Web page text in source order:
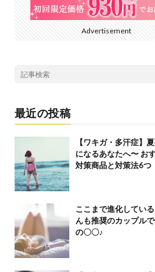
Advertisement
最近の投稿
【ワキガ・多汗症】
になるあなたへ〜 お
対策商品と対策法6つ
ここまで進化してい
んも推奨のカップル
の〇〇♪